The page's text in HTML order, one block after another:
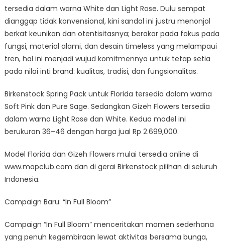
tersedia dalam warna White dan Light Rose. Dulu sempat
dianggap tidak konvensional, kini sandal ini justru menonjol
berkat keunikan dan otentisitasnya; berakar pada fokus pada
fungsi, material alami, dan desain timeless yang melampaui
tren, hal ini menjadi wujud komitmennya untuk tetap setia
pada nilai inti brand: kualitas, tradisi, dan fungsionalitas.
Birkenstock Spring Pack untuk Florida tersedia dalam warna
Soft Pink dan Pure Sage. Sedangkan Gizeh Flowers tersedia
dalam warna Light Rose dan White. Kedua model ini
berukuran 36–46 dengan harga jual Rp 2.699,000.
Model Florida dan Gizeh Flowers mulai tersedia online di
www.mapclub.com dan di gerai Birkenstock pilihan di seluruh
Indonesia.
Campaign Baru: “In Full Bloom”
Campaign “In Full Bloom” menceritakan momen sederhana
yang penuh kegembiraan lewat aktivitas bersama bunga,